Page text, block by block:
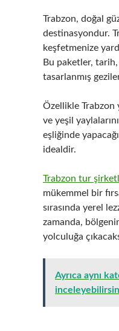
Trabzon, doğal
destinasyondur.
keşfetmenize
Bu paketler,
tasarlanmış
Özellikle Trabzon
ve yeşil
eşliğinde
idealdir.
Trabzon tur
mükemmel bir
sırasında yerel
zamanda,
yolculuğa
Ayrıca aynı